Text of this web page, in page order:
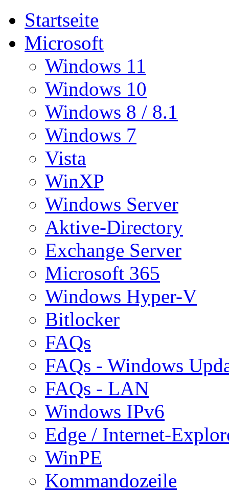
Startseite
Microsoft
Windows 11
Windows 10
Windows 8 / 8.1
Windows 7
Vista
WinXP
Windows Server
Aktive-Directory
Exchange Server
Microsoft 365
Windows Hyper-V
Bitlocker
FAQs
FAQs - Windows
FAQs - LAN
Windows IPv6
Edge / Internet-
WinPE
Kommandozeile